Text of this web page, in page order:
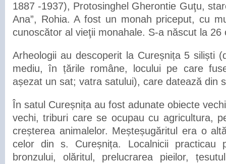
1887 -1937), Protosinghel Gherontie Guţu,
Ana”, Rohia. A fost un monah priceput, cu
cunoscător al vieţii monahale. S-a născut la 26
Arheologii au descoperit la Cureșnița 5 siliști
mediu, în țările române, locului pe care
așezat un sat; vatra satului), care datează din
În satul Cureșnița au fost adunate obiecte
vechi, triburi care se ocupau cu agricultura,
creșterea animalelor. Meșteșugăritul era o
celor din s. Cureșnița. Localnicii practicau
bronzului, olăritul, prelucrarea pieilor,